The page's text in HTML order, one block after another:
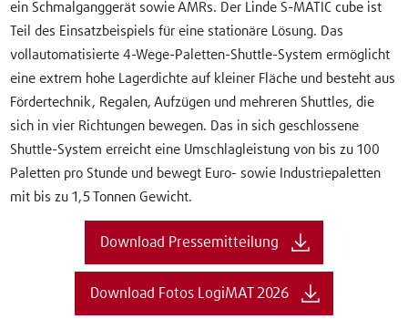
ein Schmalganggerät sowie AMRs. Der Linde S-MATIC cube ist
Teil des Einsatzbeispiels für eine stationäre Lösung. Das
vollautomatisierte 4-Wege-Paletten-Shuttle-System ermöglicht
eine extrem hohe Lagerdichte auf kleiner Fläche und besteht aus
Fördertechnik, Regalen, Aufzügen und mehreren Shuttles, die
sich in vier Richtungen bewegen. Das in sich geschlossene
Shuttle-System erreicht eine Umschlagleistung von bis zu 100
Paletten pro Stunde und bewegt Euro- sowie Industriepaletten
mit bis zu 1,5 Tonnen Gewicht.
Download Pressemitteilung
Download Fotos LogiMAT 2026